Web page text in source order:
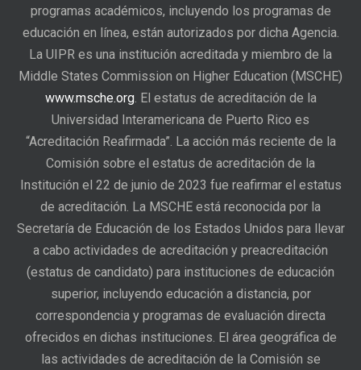
programas académicos, incluyendo los programas de
educación en línea, están autorizados por dicha Agencia.
La UIPR es una institución acreditada y miembro de la
Middle States Commission on Higher Education (MSCHE)
www.msche.org. El estatus de acreditación de la
Universidad Interamericana de Puerto Rico es
“Acreditación Reafirmada”. La acción más reciente de la
Comisión sobre el estatus de acreditación de la
Institución el 22 de junio de 2023 fue reafirmar el estatus
de acreditación. La MSCHE está reconocida por la
Secretaría de Educación de los Estados Unidos para llevar
a cabo actividades de acreditación y preacreditación
(estatus de candidato) para instituciones de educación
superior, incluyendo educación a distancia, por
correspondencia y programas de evaluación directa
ofrecidos en dichas instituciones. El área geográfica de
las actividades de acreditación de la Comisión se